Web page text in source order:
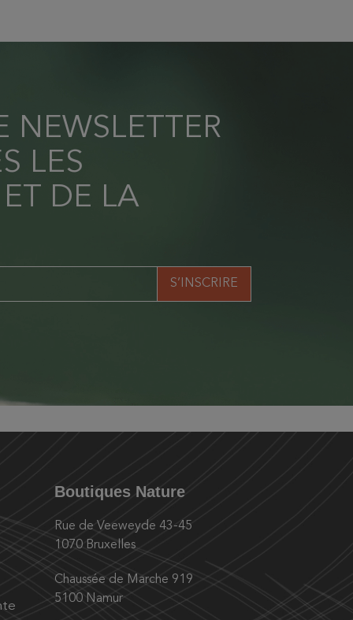
NEWSLETTER
LES
DE LA
Boutiques Nature
Rue de Veeweyde 43-45
1070 Bruxelles
Chaussée de Marche 919
5100 Namur